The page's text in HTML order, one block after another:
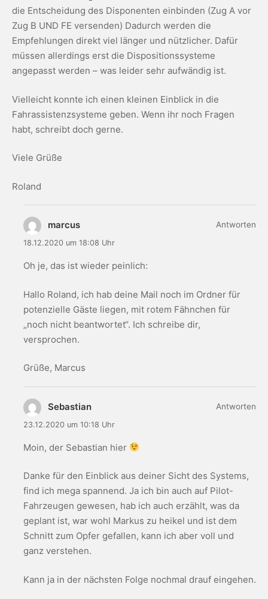
die Entscheidung des Disponenten einbinden (Zug A vor
Zug B UND FE versenden) Dadurch werden die
Empfehlungen direkt viel länger und nützlicher. Dafür
müssen allerdings erst die Dispositionssysteme
angepasst werden – was leider sehr aufwändig ist.
Vielleicht konnte ich einen kleinen Einblick in die
Fahrassistenzsysteme geben. Wenn ihr noch Fragen
habt, schreibt doch gerne.
Viele Grüße
Roland
marcus
18.12.2020 um 18:08 Uhr
Oh je, das ist wieder peinlich:
Hallo Roland, ich hab deine Mail noch im Ordner für
potenzielle Gäste liegen, mit rotem Fähnchen für
„noch nicht beantwortet“. Ich schreibe dir,
versprochen.
Grüße, Marcus
Antworten
Sebastian
23.12.2020 um 10:18 Uhr
Moin, der Sebastian hier
Danke für den Einblick aus deiner Sicht des Systems,
find ich mega spannend. Ja ich bin auch auf Pilot-
Fahrzeugen gewesen, hab ich auch erzählt, was da
geplant ist, war wohl Markus zu heikel und ist dem
Schnitt zum Opfer gefallen, kann ich aber voll und
ganz verstehen.
Kann ja in der nächsten Folge nochmal drauf eingehen.
Antworten